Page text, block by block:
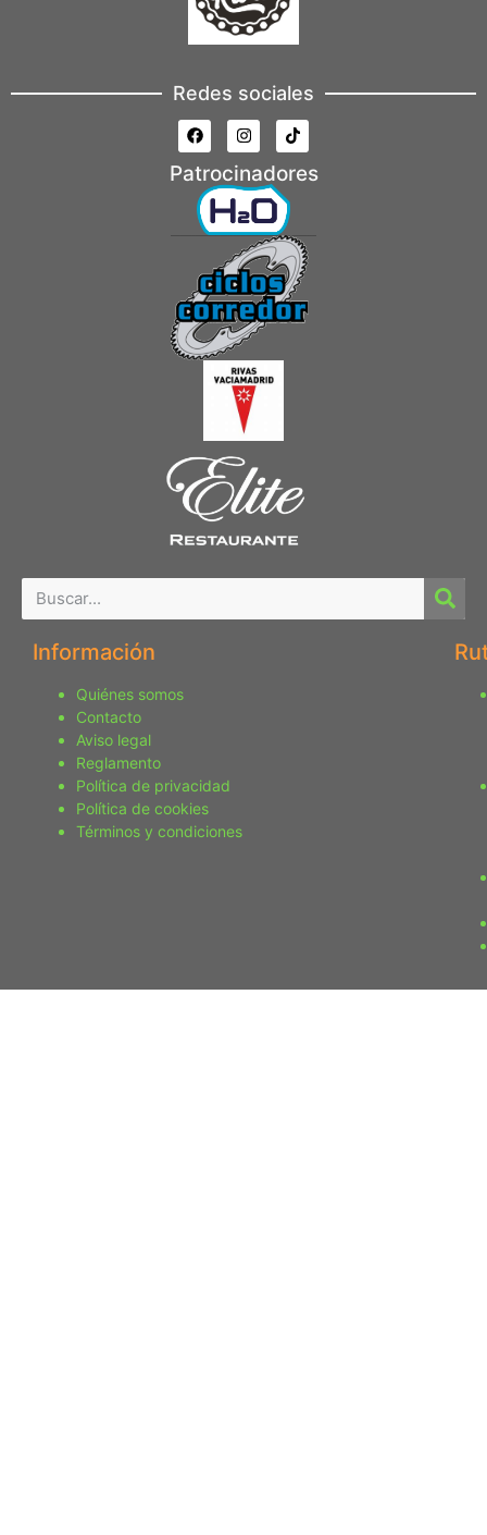
Redes sociales
Patrocinadores
Información
Quiénes somos
Contacto
Aviso legal
Reglamento
Política de privacidad
Política de cookies
Términos y condiciones